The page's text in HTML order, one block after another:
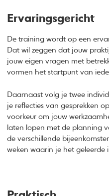
Ervaringsgericht
De training wordt op een
Dat wil zeggen dat jouw
jouw eigen vragen met
vormen het startpunt van
Daarnaast volg je twee
je reflecties van gesprekken
voorkeur om jouw
laten lopen met de planning
de verschillende
weken waarin je het geleerde